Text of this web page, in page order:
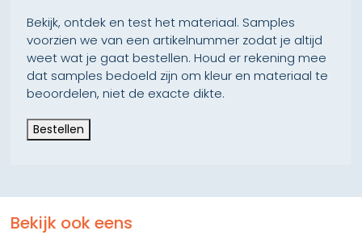
Bekijk, ontdek en test het materiaal. Samples
voorzien we van een artikelnummer zodat je altijd
weet wat je gaat bestellen. Houd er rekening mee
dat samples bedoeld zijn om kleur en materiaal te
beoordelen, niet de exacte dikte.
Bestellen
Bekijk ook eens